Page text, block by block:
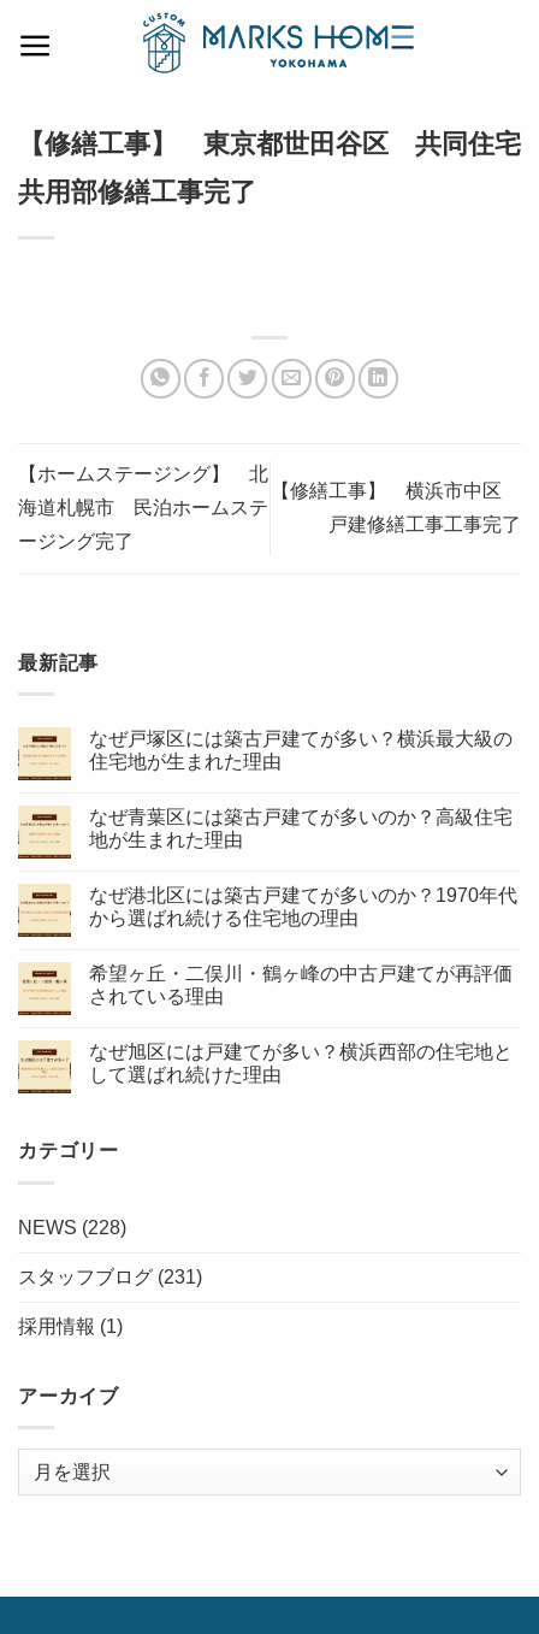
【修繕工事】 東京都世田谷区 共同住宅
共用部修繕工事完了
【ホームステージング】 北
海道札幌市 民泊ホームステ
ージング完了
【修繕工事】 横浜市中区
戸建修繕工事工事完了
最新記事
なぜ戸塚区には築古戸建てが多い？横浜最大級の
住宅地が生まれた理由
なぜ青葉区には築古戸建てが多いのか？高級住宅
地が生まれた理由
なぜ港北区には築古戸建てが多いのか？1970年代
から選ばれ続ける住宅地の理由
希望ヶ丘・二俣川・鶴ヶ峰の中古戸建てが再評価
されている理由
なぜ旭区には戸建てが多い？横浜西部の住宅地と
して選ばれ続けた理由
カテゴリー
NEWS (228)
スタッフブログ (231)
採用情報 (1)
アーカイブ
ー